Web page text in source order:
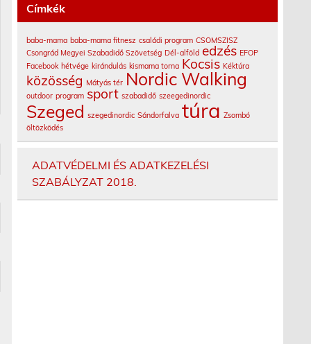
Címkék
baba-mama baba-mama fitnesz családi program CSOMSZISZ
Csongrád Megyei Szabadidő Szövetség Dél-alföld edzés EFOP
Facebook hétvége kirándulás kismama torna Kocsis Kéktúra
közösség Mátyás tér Nordic Walking
outdoor program sport szabadidő szeegedinordic
Szeged szegedinordic Sándorfalva túra Zsombó
öltözködés
ADATVÉDELMI ÉS ADATKEZELÉSI
SZABÁLYZAT 2018.